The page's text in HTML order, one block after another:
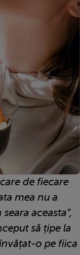
de fiecare
mea nu a
aceasta”,
să țipe la
o pe fiica